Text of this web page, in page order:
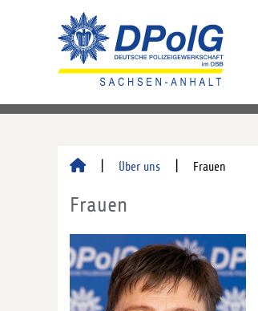
Über uns Frauen
Frauen